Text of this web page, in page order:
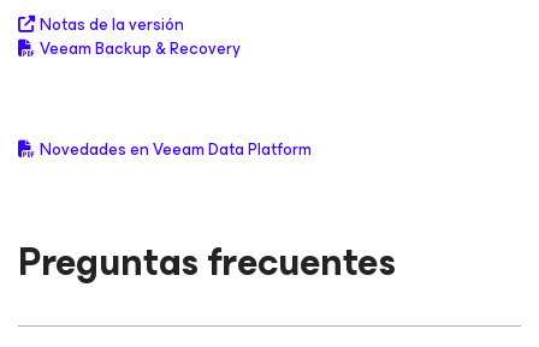
Notas de la versión
Veeam Backup & Recovery
Novedades en Veeam Data Platform
Preguntas frecuentes